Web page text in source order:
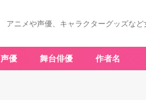
アニメや声優、キャラクターグッズな
声優 舞台俳優 作者名